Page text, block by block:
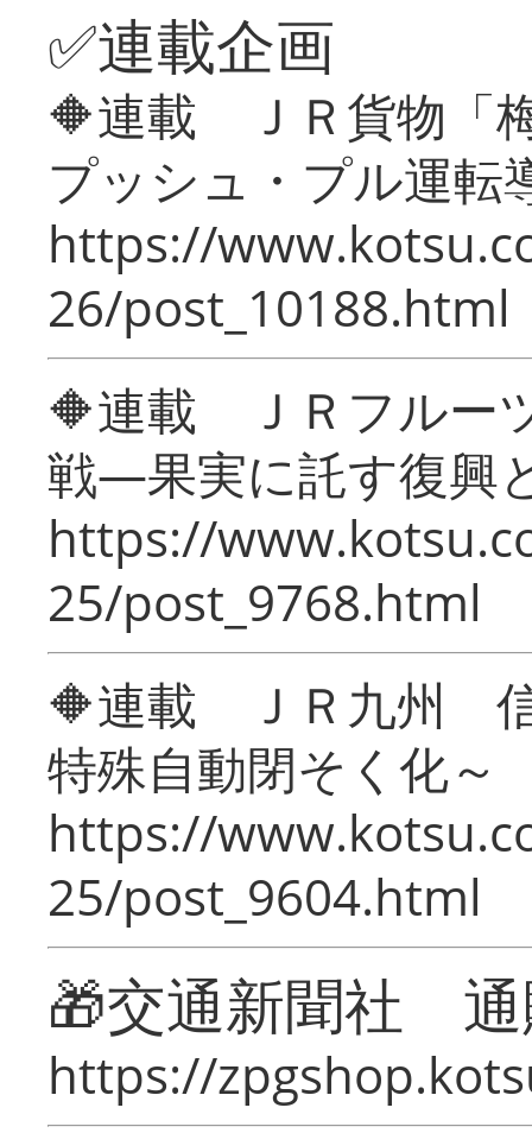
✅連載企画
🔶連載 ＪＲ貨物「
プッシュ・プル運転
https://
26/post_10188.html
🔶連載 ＪＲフルー
戦―果実に託す復興
https://
25/post_9768.html
🔶連載 ＪＲ九州 信
特殊自動閉そく化～
https://
25/post_9604.html
🎁交通新聞社
https://